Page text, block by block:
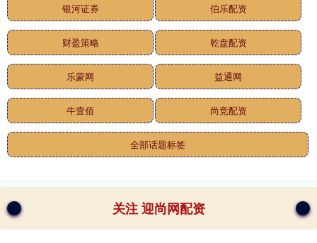
银河证券 伯乐配资
财盈策略 乾盘配资
乐蒙网 益通网
牛壹佰 尚竞配资
全部话题标签
关注 迎尚网配资